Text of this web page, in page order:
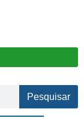
Pesquisar